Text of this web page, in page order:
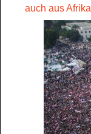
auch aus Afrika